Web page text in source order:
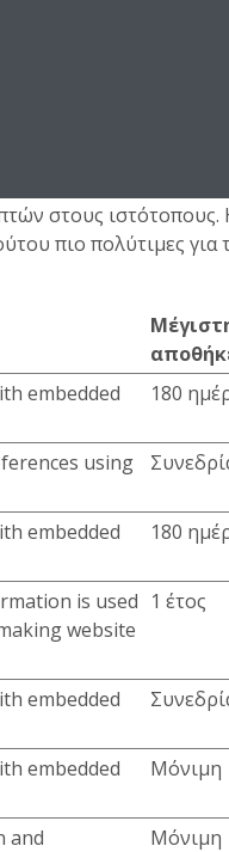
στους ιστότοπους.
πιο πολύτιμες για
embedded
180
using
embedded
180
is used
website
1 έτος
embedded
embedded
Μόνιμη
and
Μόνιμη